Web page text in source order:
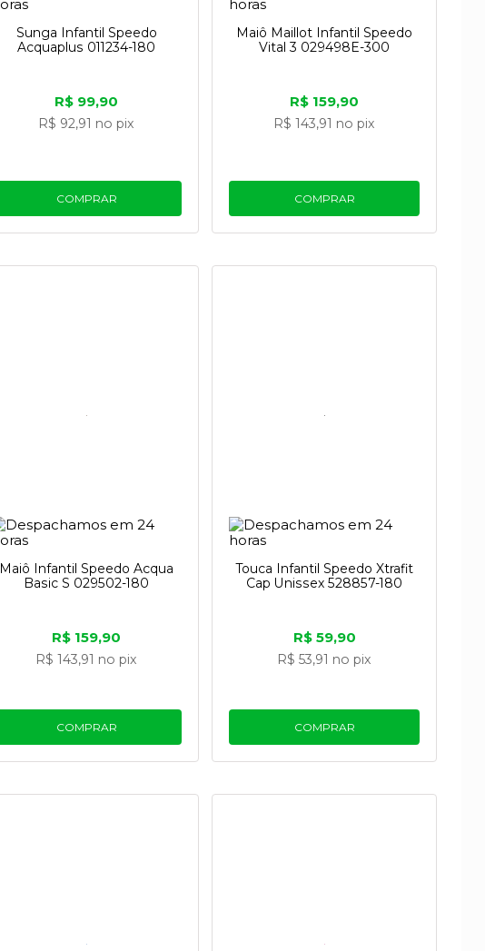
Sunga Infantil Speedo
Acquaplus 011234-180
R$ 99,90
R$ 92,91 no pix
COMPRAR
Maiô Maillot Infantil Speedo
Vital 3 029498E-300
R$ 159,90
R$ 143,91 no pix
COMPRAR
Maiô Infantil Speedo Acqua
Basic S 029502-180
R$ 159,90
R$ 143,91 no pix
COMPRAR
Touca Infantil Speedo Xtrafit
Cap Unissex 528857-180
R$ 59,90
R$ 53,91 no pix
COMPRAR